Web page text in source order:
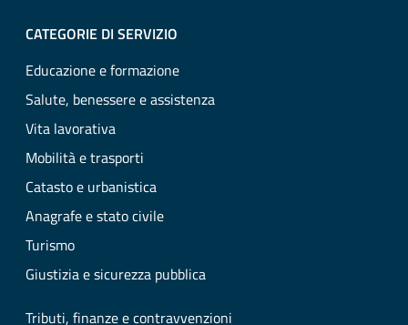
CATEGORIE DI SERVIZIO
Educazione e formazione
Salute, benessere e assistenza
Vita lavorativa
Mobilità e trasporti
Catasto e urbanistica
Anagrafe e stato civile
Turismo
Giustizia e sicurezza pubblica
Tributi, finanze e contravvenzioni